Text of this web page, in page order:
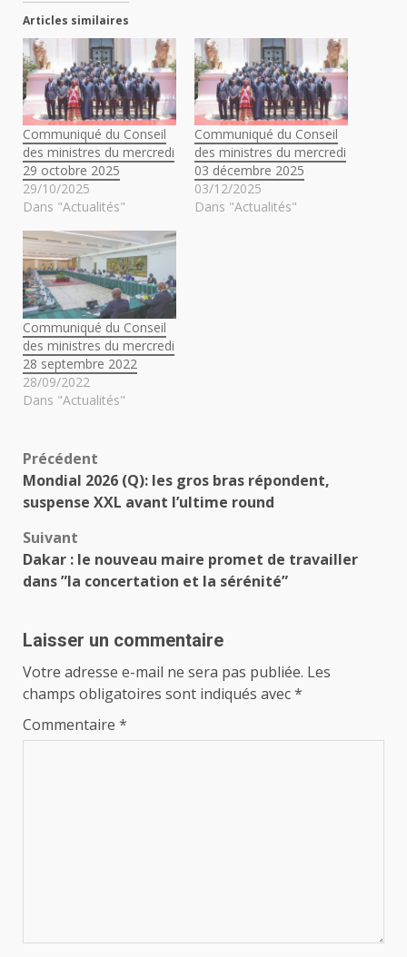
Articles similaires
Communiqué du Conseil
des ministres du mercredi
29 octobre 2025
29/10/2025
Dans "Actualités"
Communiqué du Conseil
des ministres du mercredi
03 décembre 2025
03/12/2025
Dans "Actualités"
Communiqué du Conseil
des ministres du mercredi
28 septembre 2022
28/09/2022
Dans "Actualités"
Navigation
d’article
Précédent
Mondial 2026 (Q): les gros bras répondent,
suspense XXL avant l’ultime round
Suivant
Dakar : le nouveau maire promet de travailler
dans ”la concertation et la sérénité”
Laisser un commentaire
Votre adresse e-mail ne sera pas publiée. Les
champs obligatoires sont indiqués avec*
Commentaire *